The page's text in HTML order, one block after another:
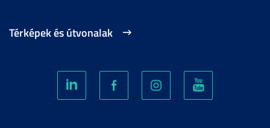
Térképek és útvonalak